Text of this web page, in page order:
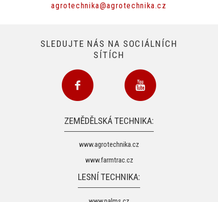
agrotechnika@agrotechnika.cz
SLEDUJTE NÁS NA SOCIÁLNÍCH
SÍTÍCH
ZEMĚDĚLSKÁ TECHNIKA:
www.agrotechnika.cz
www.farmtrac.cz
LESNÍ TECHNIKA: